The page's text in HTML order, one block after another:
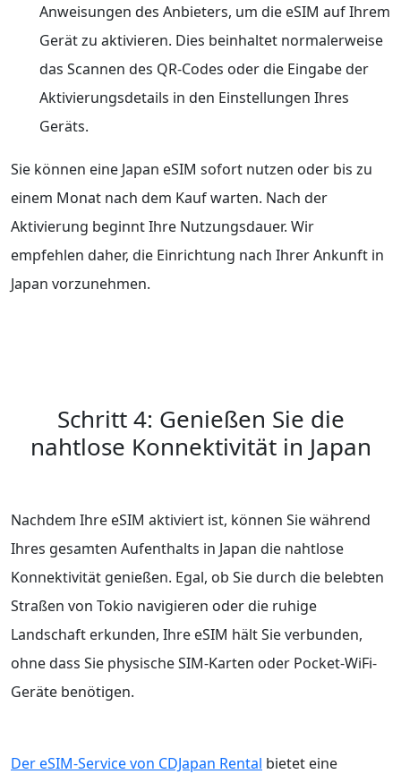
Anweisungen des Anbieters, um die eSIM auf Ihrem
Gerät zu aktivieren. Dies beinhaltet normalerweise
das Scannen des QR-Codes oder die Eingabe der
Aktivierungsdetails in den Einstellungen Ihres
Geräts.
Sie können eine Japan eSIM sofort nutzen oder bis zu
einem Monat nach dem Kauf warten. Nach der
Aktivierung beginnt Ihre Nutzungsdauer. Wir
empfehlen daher, die Einrichtung nach Ihrer Ankunft in
Japan vorzunehmen.
Schritt 4: Genießen Sie die
nahtlose Konnektivität in Japan
Nachdem Ihre eSIM aktiviert ist, können Sie während
Ihres gesamten Aufenthalts in Japan die nahtlose
Konnektivität genießen. Egal, ob Sie durch die belebten
Straßen von Tokio navigieren oder die ruhige
Landschaft erkunden, Ihre eSIM hält Sie verbunden,
ohne dass Sie physische SIM-Karten oder Pocket-WiFi-
Geräte benötigen.
Der eSIM-Service von CDJapan Rental bietet eine